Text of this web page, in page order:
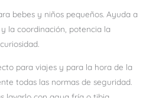
bebes y niños pequeños. Ayuda a
la coordinación, potencia la
para viajes y para la hora de la
todas las normas de seguridad.